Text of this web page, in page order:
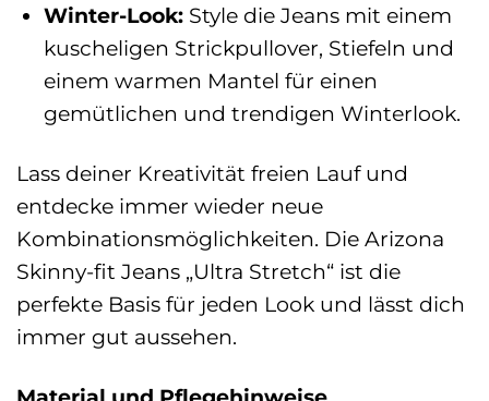
Winter-Look:Style die Jeans mit einem
kuscheligen Strickpullover, Stiefeln und
einem warmen Mantel für einen
gemütlichen und trendigen Winterlook.
Lass deiner Kreativität freien Lauf und
entdecke immer wieder neue
Kombinationsmöglichkeiten. Die Arizona
Skinny-fit Jeans „Ultra Stretch“ ist die
perfekte Basis für jeden Look und lässt dich
immer gut aussehen.